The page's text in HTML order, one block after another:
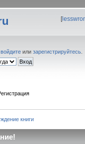
[
войдите или зарегистрируйтесь
книги